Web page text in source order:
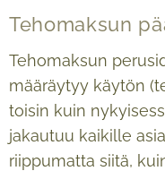
Tehomaksun
Tehomaksun
määräytyy käytön
toisin kuin
jakautuu kaikille
riippumatta siitä,